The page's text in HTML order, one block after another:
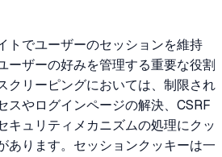
トでユーザーのセッションを維持
ーザーの好みを管理する重要な役割
クリーピングにおいては、制限され
スやログインページの解決、CSRF
キュリティメカニズムの処理にクッ
あります。セッションクッキーは一